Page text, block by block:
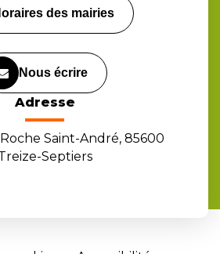
des mairies
Nous écrire
Adresse
Saint-André, 85600
Septiers